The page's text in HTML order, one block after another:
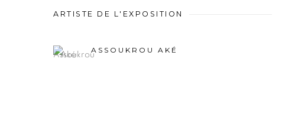
ARTISTE DE L'EXPOSITION
ASSOUKROU AKÉ